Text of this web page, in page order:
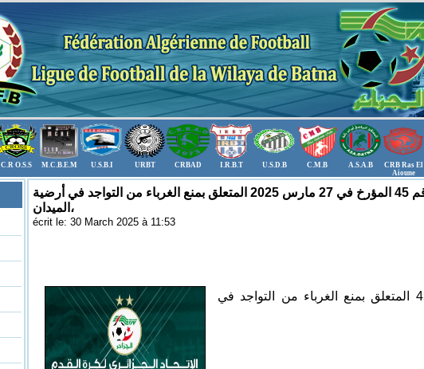
C.R O.S.S M.C.B.E.M U.S.B.I URBT CRBAD I.R.B.T U.S.D.B C.M.B A.S.A.B
CRB Ras El
Aioune
الاتحاد الجزائري لكرة القدم: المنشور رقم 45 المؤرخ في 27 مارس 2025 المتعلق بمنع الغرباء من التواجد في أرضية
الميدان،
écrit le: 30 March 2025 à 11:53
لقراءة و تحميل المنشور رقم 45 المتعلق بمنع الغرباء من التواجد في